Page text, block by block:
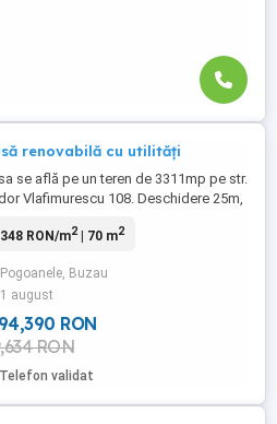
renovabilă cu utilități
se află pe un teren de 3311mp pe str.
Vlafimurescu 108. Deschidere 25m,
este deloc locuibilă în acest moment
RON/m2| 70 m2
Pogoanele, Buzau
1 august
94,390 RON
RON
Telefon validat